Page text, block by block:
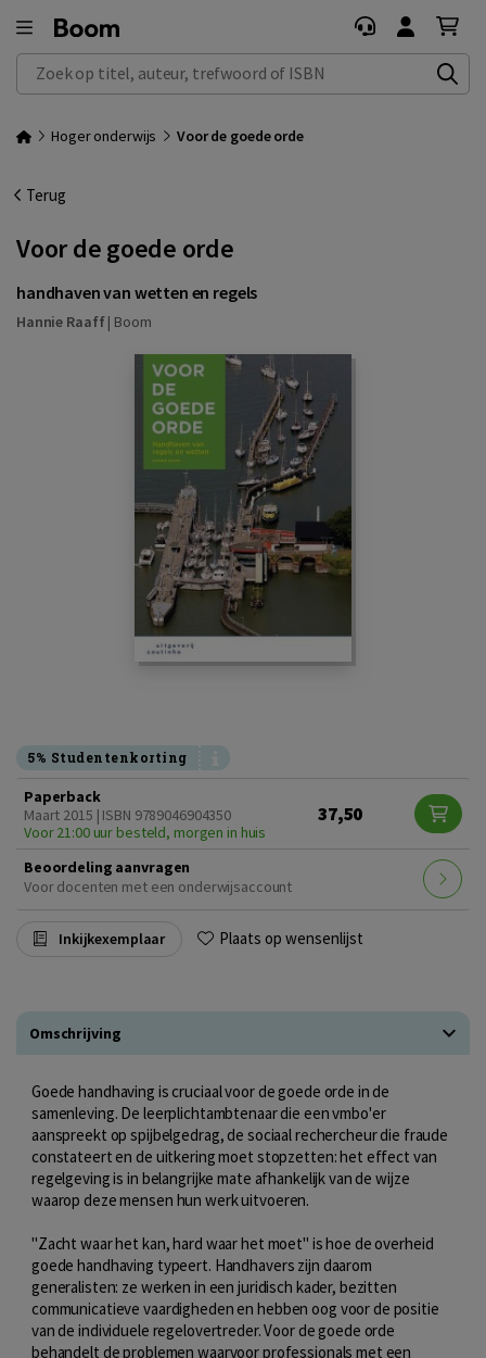
Zoek op titel, auteur, trefwoord of ISBN
Hoger onderwijs Voor de goede orde
Terug
Voor de goede orde
handhaven van wetten en regels
Hannie Raaff| Boom
5% Studentenkorting
Paperback
Maart 2015 | ISBN 9789046904350
Voor 21:00 uur besteld, morgen in huis
37,50
Beoordeling aanvragen
Voor docenten met een onderwijsaccount
Inkijkexemplaar Plaats op wensenlijst
Omschrijving
Goede handhaving is cruciaal voor de goede orde in de
samenleving. De leerplichtambtenaar die een vmbo'er
aanspreekt op spijbelgedrag, de sociaal rechercheur die fraude
constateert en de uitkering moet stopzetten: het effect van
regelgeving is in belangrijke mate afhankelijk van de wijze
waarop deze mensen hun werk uitvoeren.
"Zacht waar het kan, hard waar het moet" is hoe de overheid
goede handhaving typeert. Handhavers zijn daarom
generalisten: ze werken in een juridisch kader, bezitten
communicatieve vaardigheden en hebben oog voor de positie
van de individuele regelovertreder. Voor de goede orde
behandelt de problemen waarvoor professionals met een